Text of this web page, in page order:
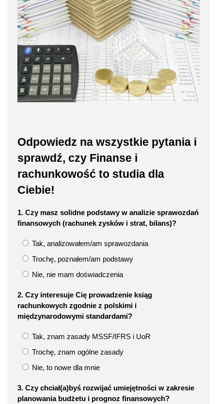
Odpowiedz na wszystkie pytania i
sprawdź, czy Finanse i
rachunkowość to studia dla
Ciebie!
1. Czy masz solidne podstawy w analizie sprawozdań
finansowych (rachunek zysków i strat, bilans)?
Tak, analizowałem/am sprawozdania
Trochę, poznałem/am podstawy
Nie, nie mam doświadczenia
2. Czy interesuje Cię prowadzenie ksiąg
rachunkowych zgodnie z polskimi i
międzynarodowymi standardami?
Tak, znam zasady MSSF/IFRS i UoR
Trochę, znam ogólne zasady
Nie, to nowe dla mnie
3. Czy chciał(a)byś rozwijać umiejętności w zakresie
planowania budżetu i prognoz finansowych?